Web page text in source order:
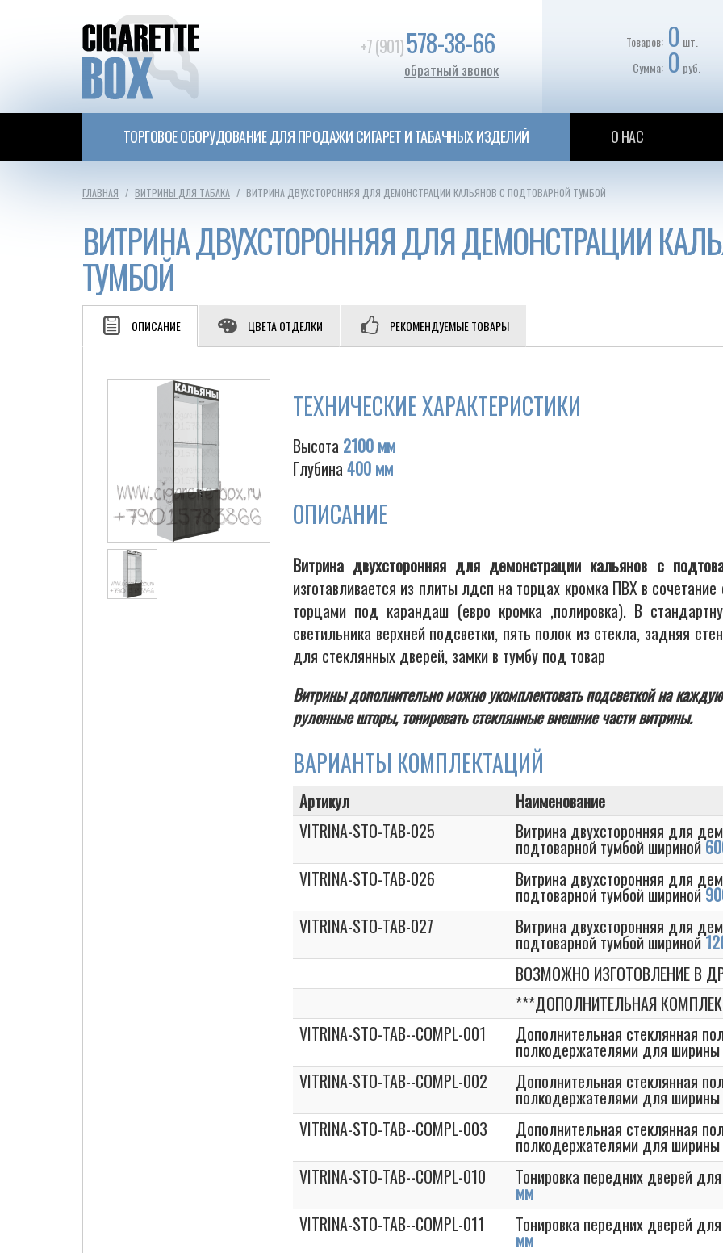
+7 (901)578-38-66
обратный звонок
Товаров: 0 шт.
Сумма: 0 руб.
ТОРГОВОЕ ОБОРУДОВАНИЕ ДЛЯ ПРОДАЖИ СИГАРЕТ И ТАБАЧНЫХ ИЗДЕЛИЙ О НАС
ГЛАВНАЯ ВИТРИНЫ ДЛЯ ТАБАКА ВИТРИНА ДВУХСТОРОННЯЯ ДЛЯ ДЕМОНСТРАЦИИ КАЛЬЯНОВ С ПОДТОВАРНОЙ ТУМБОЙ
ВИТРИНА ДВУХСТОРОННЯЯ ДЛЯ ДЕМОНСТРАЦИИ
ТУМБОЙ
ОПИСАНИЕ ЦВЕТА ОТДЕЛКИ РЕКОМЕНДУЕМЫЕ ТОВАРЫ
ТЕХНИЧЕСКИЕ ХАРАКТЕРИСТИКИ
Высота 2100 мм
Глубина 400 мм
ОПИСАНИЕ
Витрина двухсторонняя для демонстрации кальянов с
изготавливается из плиты лдсп на торцах кромка ПВХ в
торцами под карандаш (евро кромка ,полировка). В
светильника верхней подсветки, пять полок из стекла, задняя
для стеклянных дверей, замки в тумбу под товар
Витрины дополнительно можно укомплектовать подсветкой на
рулонные шторы, тонировать стеклянные внешние части витрины.
ВАРИАНТЫ КОМПЛЕКТАЦИЙ
Артикул Наименование
VITRINA-STO-TAB-025
Витрина двухсторонняя для
подтоварной тумбой шириной
VITRINA-STO-TAB-026
Витрина двухсторонняя для
подтоварной тумбой шириной
VITRINA-STO-TAB-027
Витрина двухсторонняя для
подтоварной тумбой шириной
ВОЗМОЖНО ИЗГОТОВЛЕНИЕ В
***ДОПОЛНИТЕЛЬНАЯ
VITRINA-STO-TAB--COMPL-001
Дополнительная стеклянная
полкодержателями для ширины
VITRINA-STO-TAB--COMPL-002
Дополнительная стеклянная
полкодержателями для ширины
VITRINA-STO-TAB--COMPL-003
Дополнительная стеклянная
полкодержателями для ширины
VITRINA-STO-TAB--COMPL-010
Тонировка передних дверей
мм
VITRINA-STO-TAB--COMPL-011
Тонировка передних дверей
мм